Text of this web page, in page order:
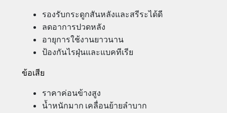
รองรับกระดูกสันหลังและสรีระได้ดี
ลดอาการปวดหลัง
อายุการใช้งานยาวนาน
ป้องกันไรฝุ่นและแบคทีเรีย
ข้อเสีย
ราคาค่อนข้างสูง
น้ำหนักมาก เคลื่อนย้ายลำบาก